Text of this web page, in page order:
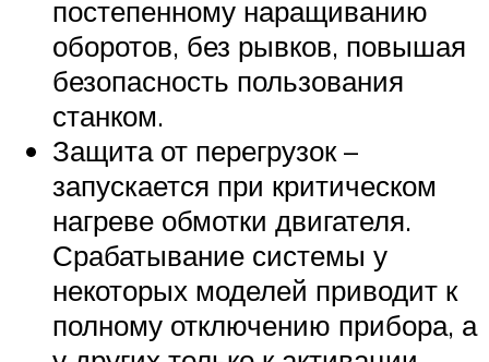
постепенному наращиванию
оборотов, без рывков, повышая
безопасность пользования
станком.
Защита от перегрузок –
запускается при критическом
нагреве обмотки двигателя.
Срабатывание системы у
некоторых моделей приводит к
полному отключению прибора, а